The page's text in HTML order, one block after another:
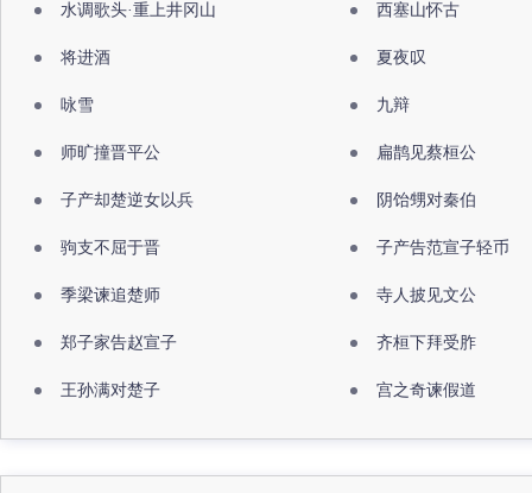
水调歌头·重上井冈山 西塞山怀古
将进酒 夏夜叹
咏雪 九辩
师旷撞晋平公 扁鹊见蔡桓公
子产却楚逆女以兵 阴饴甥对秦伯
驹支不屈于晋 子产告范宣子轻币
季梁谏追楚师 寺人披见文公
郑子家告赵宣子 齐桓下拜受胙
王孙满对楚子 宫之奇谏假道